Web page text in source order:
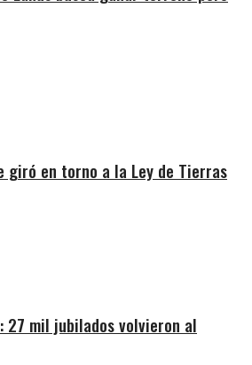
giró en torno a la Ley de Tierras
27 mil jubilados volvieron al